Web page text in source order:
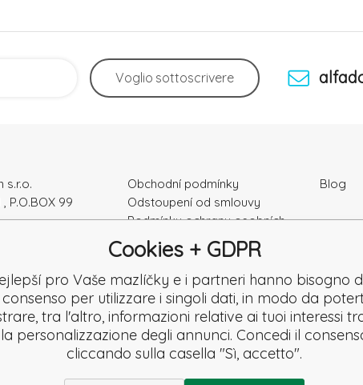
Voglio sottoscrivere
s.r.o.
P.O.BOX 99
52010180
Obchodní podmínky
Odstoupení od smlouvy
Podmínky ochrany osobních
údajú
Kontakty
Záruka a Reklamace
Reklamační formulář
Denuncia
Revisione
Blog
Cookies + GDPR
pro Vaše mazlíčky e i partneri hanno bisogno
consenso per utilizzare i singoli dati, in modo da
tra l'altro, informazioni relative ai tuoi interessi
la personalizzazione degli annunci. Concedi il
cliccando sulla casella "Sì, accetto".